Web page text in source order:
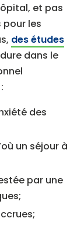
et pas
les
des études
dans le
des
un séjour à
par une